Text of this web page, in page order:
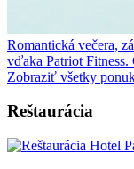
Romantická večera,
vďaka Patriot
Zobraziť všetky
Reštaurácia